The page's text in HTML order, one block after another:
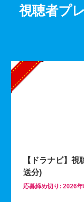
視聴者プ
【ドラナビ】
送分)
応募締め切り: 2026